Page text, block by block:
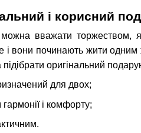
і корисний
вважати торжеством,
і вони починають жити
оригінальний
для двох;
і комфорту;